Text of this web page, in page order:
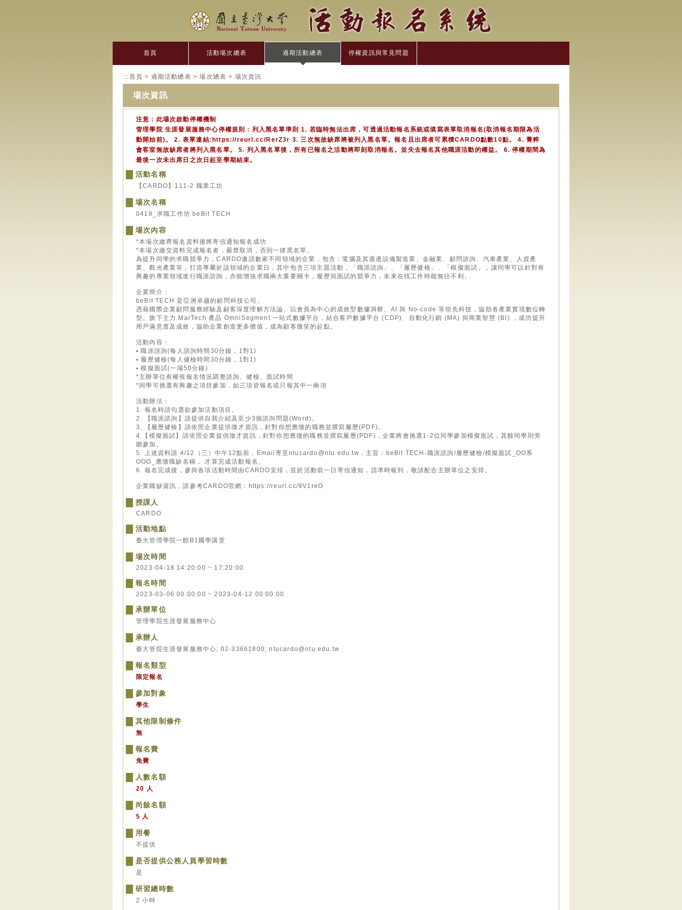
:::
首頁 活動場次總表 過期活動總表 停權資訊與常見問題
:::首頁 > 過期活動總表 >場次總表 > 場次資訊
場次資訊
注意：此場次啟動停權機制
管理學院 生涯發展服務中心停權規則：列入黑名單準則 1. 若臨時無法出席，可透過活動報名系統或填寫表單取消報名(取消報名期限為活
動開始前)。 2. 表單連結:https://reurl.cc/RerZ3r 3. 三次無故缺席將被列入黑名單。報名且出席者可累積CARDO點數10點。 4. 菁粹
會客室無故缺席者將列入黑名單。 5. 列入黑名單後，所有已報名之活動將即刻取消報名。並失去報名其他職涯活動的權益。 6. 停權期間為
最後一次未出席日之次日起至學期結束。
活動名稱
【CARDO】111-2 職業工坊
場次名稱
0418_求職工作坊 beBit TECH
場次內容
*本場次繳齊報名資料後將寄信通知報名成功
*本場次繳交資料完成報名者，嚴禁取消，否則一律黑名單。
為提升同學的求職競爭力，CARDO邀請數家不同領域的企業，包含：電腦及其週邊設備製造業、金融業、顧問諮詢、汽車產業、人資產
業、觀光產業等，打造專屬於該領域的企業日，其中包含三項主題活動，「職涯諮詢」、「履歷健檢」、「模擬面試」，讓同學可以針對有
興趣的專業領域進行職涯諮詢，亦能增強求職兩大重要關卡，履歷與面試的競爭力，未來在找工作時能無往不利。
企業簡介：
beBit TECH 是亞洲卓越的顧問科技公司。
憑藉國際企業顧問服務經驗及顧客深度理解方法論、以會員為中心的成效型數據洞察、AI 與 No-code 等領先科技，協助各產業實現數位轉
型。旗下主力 MarTech 產品 OmniSegment 一站式數據平台，結合客戶數據平台 (CDP)、自動化行銷 (MA) 與商業智慧 (BI) ，成功提升
用戶滿意度及成效，協助企業創造更多價值，成為顧客微笑的起點。
活動內容：
▪ 職涯諮詢(每人諮詢時間30分鐘，1對1)
▪ 履歷健檢(每人健檢時間30分鐘，1對1)
▪ 模擬面試(一場50分鐘)
*主辦單位有權視報名情況調整諮詢、健檢、面試時間
*同學可挑選有興趣之項目參加，如三項皆報名或只報其中一兩項
活動辦法：
1. 報名時請勾選欲參加活動項目。
2. 【職涯諮詢】請提供自我介紹及至少3個諮詢問題(Word)。
3. 【履歷健檢】請依照企業提供徵才資訊，針對你想應徵的職務並撰寫履歷(PDF)。
4.【模擬面試】請依照企業提供徵才資訊，針對你想應徵的職務並撰寫履歷(PDF)，企業將會挑選1-2位同學參加模擬面試，其餘同學則旁
聽參加。
5. 上述資料請 4/12（三）中午12點前，Email寄至ntucardo@ntu.edu.tw，主旨：beBit TECH-職涯諮詢/履歷健檢/模擬面試_OO系
OOO_應徵職缺名稱， 才算完成活動報名。
6. 報名完成後，參與各項活動時間由CARDO安排，並於活動前一日寄信通知，請準時報到，敬請配合主辦單位之安排。
企業職缺資訊，請參考CARDO官網：https://reurl.cc/9V1reO
授課人
CARDO
活動地點
臺大管理學院一館B1國學講堂
場次時間
2023-04-18 14:20:00 ~ 17:20:00
報名時間
2023-03-06 00:00:00 ~ 2023-04-12 00:00:00
承辦單位
管理學院生涯發展服務中心
承辦人
臺大管院生涯發展服務中心; 02-33661800; ntucardo@ntu.edu.tw
報名類型
限定報名
參加對象
學生
其他限制條件
無
報名費
免費
人數名額
20 人
尚餘名額
5 人
用餐
不提供
是否提供公務人員學習時數
是
研習總時數
2 小時